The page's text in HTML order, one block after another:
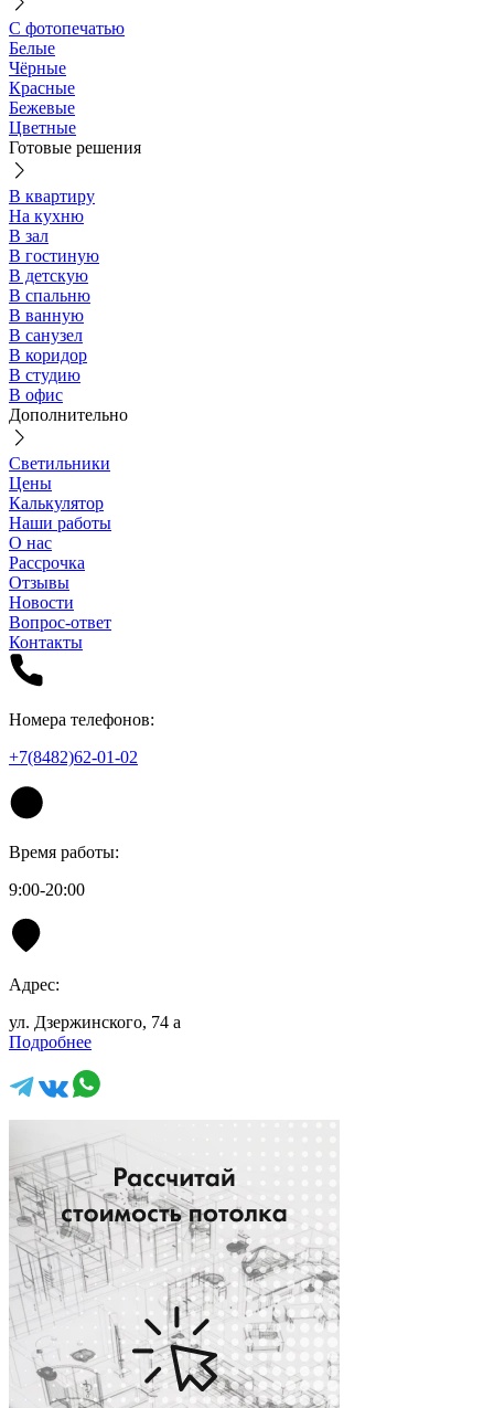
С фотопечатью
Белые
Чёрные
Красные
Бежевые
Цветные
Готовые решения
В квартиру
На кухню
В зал
В гостиную
В детскую
В спальню
В ванную
В санузел
В коридор
В студию
В офис
Дополнительно
Светильники
Цены
Калькулятор
Наши работы
О нас
Рассрочка
Отзывы
Новости
Вопрос-ответ
Контакты
Номера телефонов:
+7(8482)62-01-02
Время работы:
9:00-20:00
Адрес:
ул. Дзержинского, 74 а
Подробнее